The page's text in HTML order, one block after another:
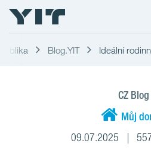
Blog.YIT Ideální
CZ Blog
Můj
09.07.2025